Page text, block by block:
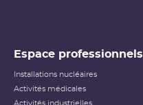
Espace professionnels
Installations nucléaires
Activités médicales
Activités industrielles